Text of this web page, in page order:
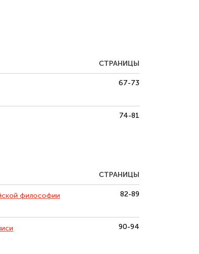
СТРАНИЦЫ
67-73
74-81
СТРАНИЦЫ
философии
82-89
90-94